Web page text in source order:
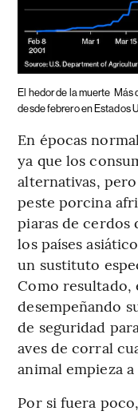
El hedor de la muerte Más
desde febrero en Estados
En épocas
ya que los
alternativas,
peste porcina
piaras de cerdos
los países
un sustituto
Como resultado,
desempeñando
de seguridad
aves de corral
animal empieza
Por si fuera